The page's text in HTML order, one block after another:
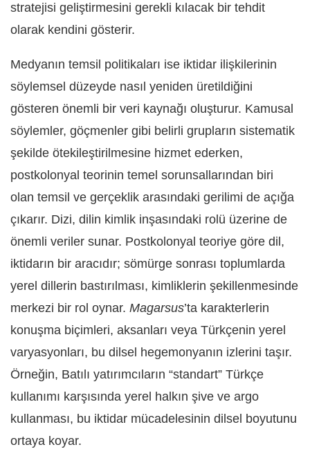
stratejisi geliştirmesini gerekli kılacak bir tehdit
olarak kendini gösterir.
Medyanın temsil politikaları ise iktidar ilişkilerinin
söylemsel düzeyde nasıl yeniden üretildiğini
gösteren önemli bir veri kaynağı oluşturur. Kamusal
söylemler, göçmenler gibi belirli grupların sistematik
şekilde ötekileştirilmesine hizmet ederken,
postkolonyal teorinin temel sorunsallarından biri
olan temsil ve gerçeklik arasındaki gerilimi de açığa
çıkarır. Dizi, dilin kimlik inşasındaki rolü üzerine de
önemli veriler sunar. Postkolonyal teoriye göre dil,
iktidarın bir aracıdır; sömürge sonrası toplumlarda
yerel dillerin bastırılması, kimliklerin şekillenmesinde
merkezi bir rol oynar. Magarsus’ta karakterlerin
konuşma biçimleri, aksanları veya Türkçenin yerel
varyasyonları, bu dilsel hegemonyanın izlerini taşır.
Örneğin, Batılı yatırımcıların “standart” Türkçe
kullanımı karşısında yerel halkın şive ve argo
kullanması, bu iktidar mücadelesinin dilsel boyutunu
ortaya koyar.